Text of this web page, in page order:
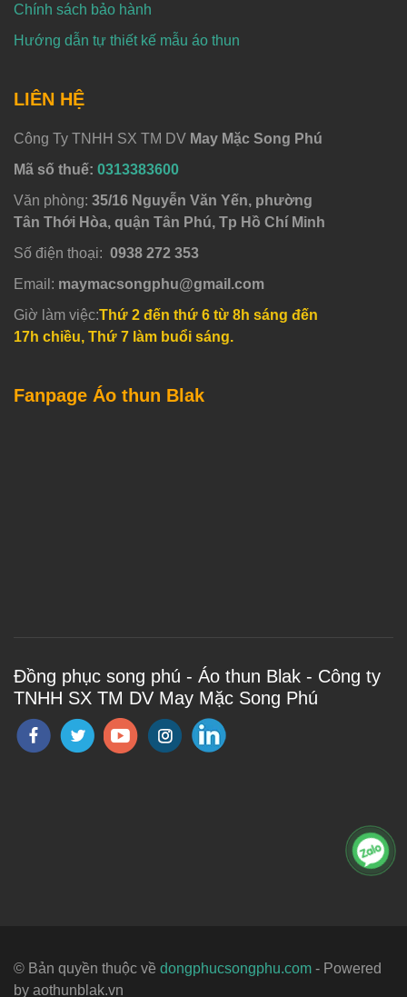
Chính sách bảo hành
Hướng dẫn tự thiết kế mẫu áo thun
LIÊN HỆ
Công Ty TNHH SX TM DV May Mặc Song Phú
Mã số thuế: 0313383600
Văn phòng: 35/16 Nguyễn Văn Yến, phường
Tân Thới Hòa, quận Tân Phú, Tp Hồ Chí Minh
Số điện thoại: 0938 272 353
Email: maymacsongphu@gmail.com
Giờ làm việc:Thứ 2 đến thứ 6 từ 8h sáng đến
17h chiều, Thứ 7 làm buổi sáng.
Fanpage Áo thun Blak
Đồng phục song phú - Áo thun Blak - Công ty
TNHH SX TM DV May Mặc Song Phú
© Bản quyền thuộc về dongphucsongphu.com - Powered
by aothunblak.vn